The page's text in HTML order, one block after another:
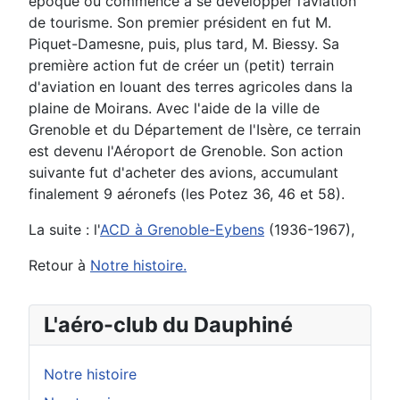
L'aéro-club du Dauphiné
Notre histoire
de tourisme. Son premier président en fut M.
Piquet-Damesne, puis, plus tard, M. Biessy. Sa
première action fut de créer un (petit) terrain
d'aviation en louant des terres agricoles dans la
plaine de Moirans. Avec l'aide de la ville de
Grenoble et du Département de l'Isère, ce terrain
est devenu l'Aéroport de Grenoble. Son action
suivante fut d'acheter des avions, accumulant
finalement 9 aéronefs (les Potez 36, 46 et 58).
La suite : l'ACD à Grenoble-Eybens (1936-1967),
Retour à Notre histoire.